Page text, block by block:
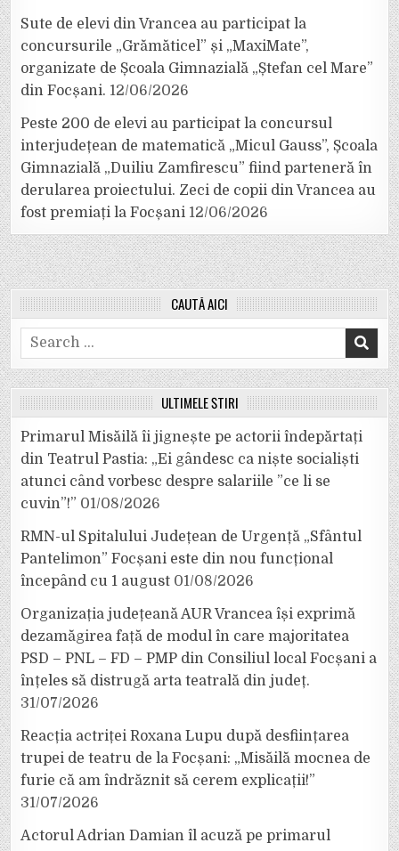
Sute de elevi din Vrancea au participat la
concursurile „Grămăticel” și „MaxiMate”,
organizate de Școala Gimnazială „Ștefan cel Mare”
din Focșani. 12/06/2026
Peste 200 de elevi au participat la concursul
interjudețean de matematică „Micul Gauss”, Școala
Gimnazială „Duiliu Zamfirescu” fiind parteneră în
derularea proiectului. Zeci de copii din Vrancea au
fost premiați la Focșani 12/06/2026
CAUTĂ AICI
Search
for:
ULTIMELE ȘTIRI
Primarul Misăilă îi jignește pe actorii îndepărtați
din Teatrul Pastia: „Ei gândesc ca niște socialiști
atunci când vorbesc despre salariile ”ce li se
cuvin”!” 01/08/2026
RMN-ul Spitalului Județean de Urgență „Sfântul
Pantelimon” Focșani este din nou funcțional
începând cu 1 august 01/08/2026
Organizația județeană AUR Vrancea își exprimă
dezamăgirea față de modul în care majoritatea
PSD – PNL – FD – PMP din Consiliul local Focșani a
înțeles să distrugă arta teatrală din județ.
31/07/2026
Reacția actriței Roxana Lupu după desființarea
trupei de teatru de la Focșani: „Misăilă mocnea de
furie că am îndrăznit să cerem explicații!”
31/07/2026
Actorul Adrian Damian îl acuză pe primarul